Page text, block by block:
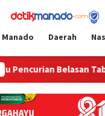
Manado Daerah
Belasan Tabung